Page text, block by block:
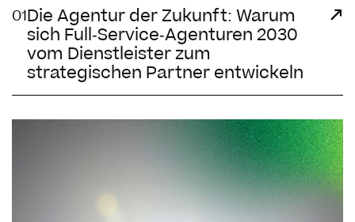
01Die Agentur der Zukunft: Warum
sich Full-Service-Agenturen 2030
vom Dienstleister zum
strategischen Partner entwickeln